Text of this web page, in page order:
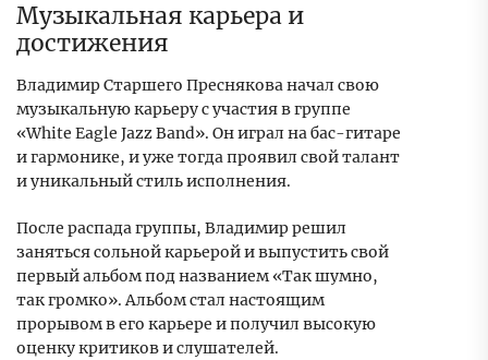
Музыкальная карьера и
достижения
Владимир Старшего Преснякова начал свою
музыкальную карьеру с участия в группе
«White Eagle Jazz Band». Он играл на бас-гитаре
и гармонике, и уже тогда проявил свой талант
и уникальный стиль исполнения.
После распада группы, Владимир решил
заняться сольной карьерой и выпустить свой
первый альбом под названием «Так шумно,
так громко». Альбом стал настоящим
прорывом в его карьере и получил высокую
оценку критиков и слушателей.